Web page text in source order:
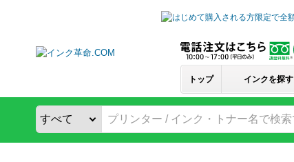
トップ インクを探す